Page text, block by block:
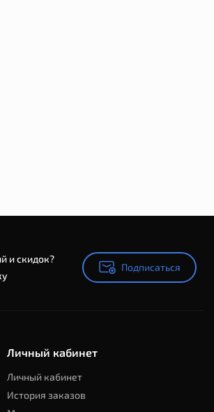
и скидок?
Подписаться
Подписаться
Личный кабинет
Личный кабинет
История заказов